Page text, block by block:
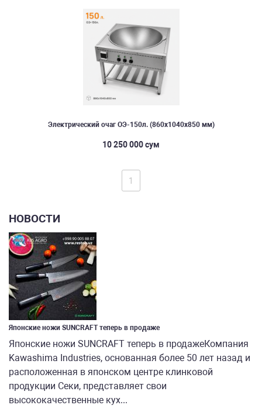
Электрический очаг ОЭ-150л. (860х1040х850 мм)
10 250 000 сум
1
НОВОСТИ
Японские ножи SUNCRAFT теперь в продаже
Японские ножи SUNCRAFT теперь в продажеКомпания
Kawashima Industries, основанная более 50 лет назад и
расположенная в японском центре клинковой
продукции Секи, представляет свои
высококачественные кух...